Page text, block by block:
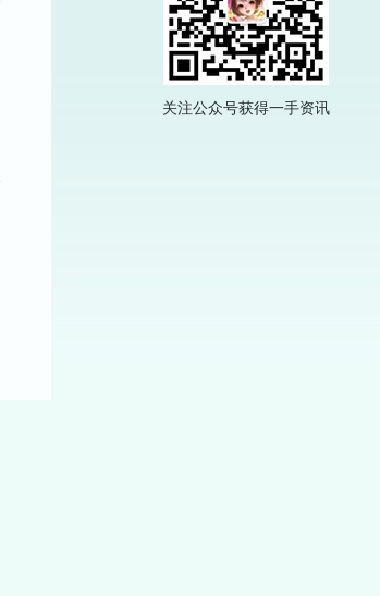
关注公众号获得一手资讯